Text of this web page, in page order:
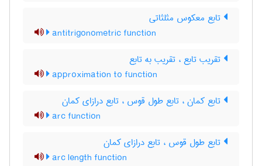
تابع معکوس مثلثاتی
antitrigonometric function
تقریب تابع ، تقریب به تابع
approximation to function
تابع کمان ، تابع طول قوس ، تابع درازای کمان
arc function
تابع طول قوس ، تابع درازای کمان
arc length function